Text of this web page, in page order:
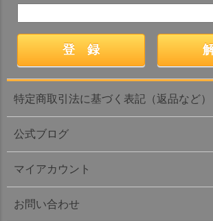
特定商取引法に基づく表記（返品など）
公式ブログ
マイアカウント
お問い合わせ